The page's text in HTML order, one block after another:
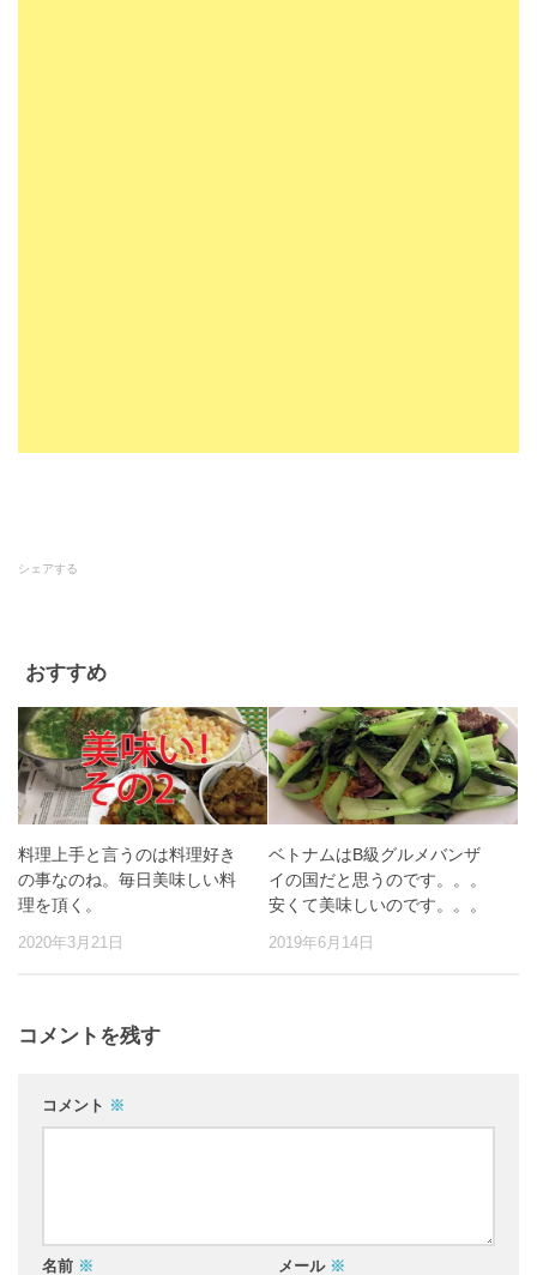
シェアする
おすすめ
料理上手と言うのは料理好き
の事なのね。毎日美味しい料
理を頂く。
2020年3月21日
ベトナムはB級グルメバンザ
イの国だと思うのです。。。
安くて美味しいのです。。。
2019年6月14日
コメントを残す
コメント ※
名前 ※ メール ※